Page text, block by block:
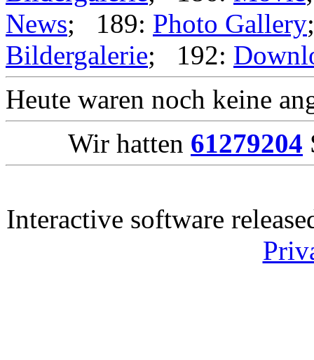
News; 189: Photo Gallery
Bildergalerie; 192:
Heute waren noch keine
Wir hatten 61279204
Interactive software